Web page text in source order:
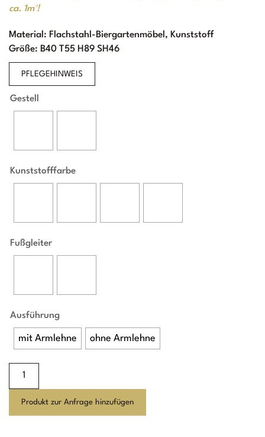
ca. 1m³!
Material: Flachstahl-Biergartenmöbel, Kunststoff
Größe: B40 T55 H89 SH46
PFLEGEHINWEIS
Gestell
Kunststofffarbe
Fußgleiter
Ausführung
mit Armlehne ohne Armlehne
Espresso
MengeProdukt zur Anfrage hinzufügen